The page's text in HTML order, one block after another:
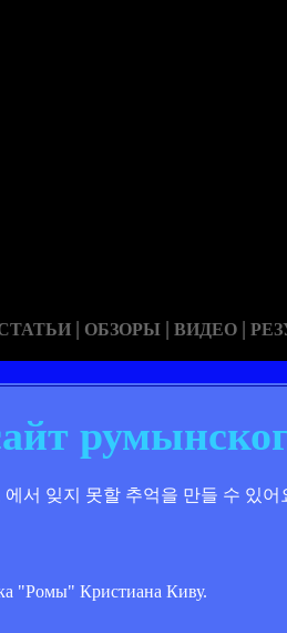
| ОБЗОРЫ | ВИДЕО |
에서 잊지 못할 추억을 만들 수 있어
"Ромы" Кристиана Киву.